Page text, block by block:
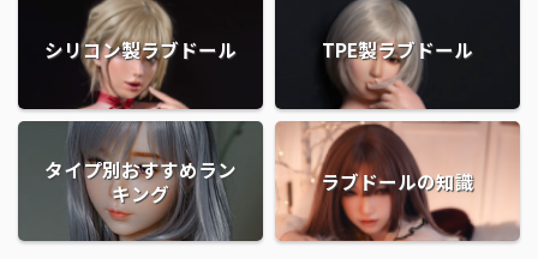
シリコン製ラブドール TPE製ラブドール
タイプ別おすすめラン
キング
ラブドールの知識